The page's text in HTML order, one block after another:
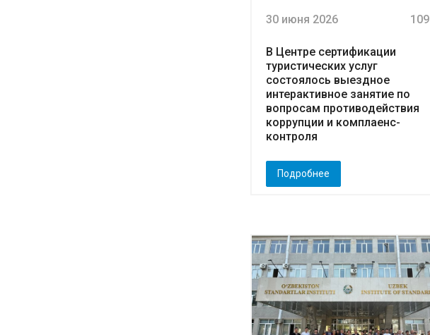
30 июня 2026 109
В Центре сертификации
туристических услуг
состоялось выездное
интерактивное занятие по
вопросам противодействия
коррупции и комплаенс-
контроля
Подробнее